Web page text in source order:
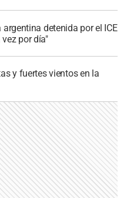
detenida por el ICE
vez por día"
y fuertes vientos en la